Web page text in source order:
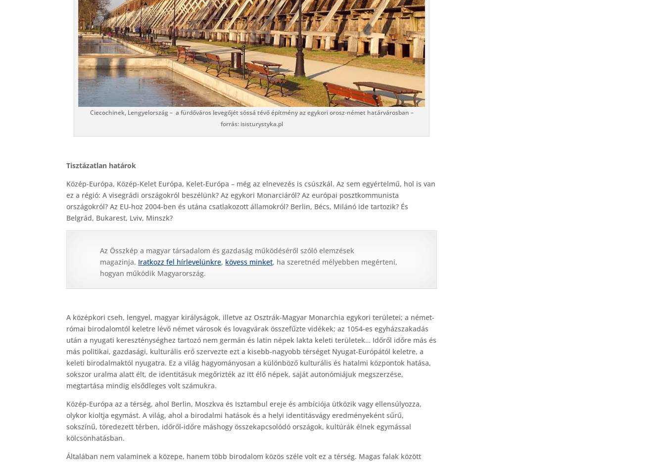
Ciecochinek, Lengyelország – a fürdőváros levegőjét sóssá tévő építmény az egykori orosz-német határvárosban –
forrás: isisturystyka.pl
Tisztázatlan határok
Közép-Európa, Közép-Kelet Európa, Kelet-Európa – még az elnevezés is csúszkál. Az sem egyértelmű, hol is van
ez a régió: A visegrádi országokról beszélünk? Az egykori Monarciáról? Az európai posztkommunista
országokról? Az EU-hoz 2004-ben és utána csatlakozott államokról? Berlin, Bécs, Milánó ide tartozik? És
Belgrád, Bukarest, Lviv, Minszk?
Az Összkép a magyar társadalom és gazdaság működéséről szóló elemzések
magazinja. Iratkozz fel hírlevelünkre, kövess minket, ha szeretnéd mélyebben megérteni,
hogyan működik Magyarország.
A középkori cseh, lengyel, magyar királyságok, illetve az Osztrák-Magyar Monarchia egykori területei; a német-
római birodalomtól keletre lévő német városok és lovagvárak összefűzte vidékek; az 1054-es egyházszakadás
után a nyugati kereszténységhez tartozó nem germán és latin népek lakta keleti területek… Időről időre más és
más politikai, gazdasági, kulturális erő szervezte ezt a kisebb-nagyobb térséget Nyugat-Európától keletre, a
keleti birodalmaktól nyugatra. Ez a világ hagyományosan a különböző kulturális és hatalmi központok hatása,
sokszor uralma alatt élt, de identitásuk megőrizték az itt élő népek, saját autonómiájuk megszerzése,
megtartása mindig elsődleges volt számukra.
Közép-Európa az a térség, ahol Berlin, Moszkva és Isztambul ereje és ambíciója ütközik vagy ellensúlyozza,
olykor kioltja egymást. A világ, ahol a birodalmi hatások és a helyi identitásvágy eredményeként sűrű,
sokszínű, töredezett térben, időről-időre máshogy összekapcsolódó országok, kultúrák élnek egymással
kölcsönhatásban.
Általában nem valaminek a közepe, hanem több birodalom közös széle volt ez a térség. Magas falak között